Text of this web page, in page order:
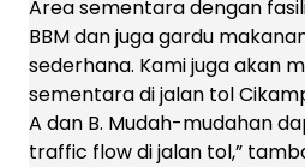
Area sementara dengan
BBM dan juga gardu
sederhana. Kami juga akan
sementara di jalan tol
A dan B. Mudah-mudahan
traffic flow di jalan tol,”